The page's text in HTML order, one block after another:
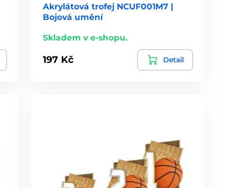
Akrylátová trofej NCUF001M7 |
Bojová umění
Skladem v e-shopu.
197 Kč Detail